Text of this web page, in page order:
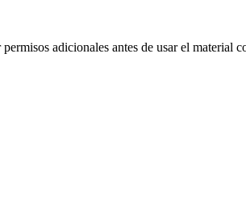
adicionales antes de usar el material